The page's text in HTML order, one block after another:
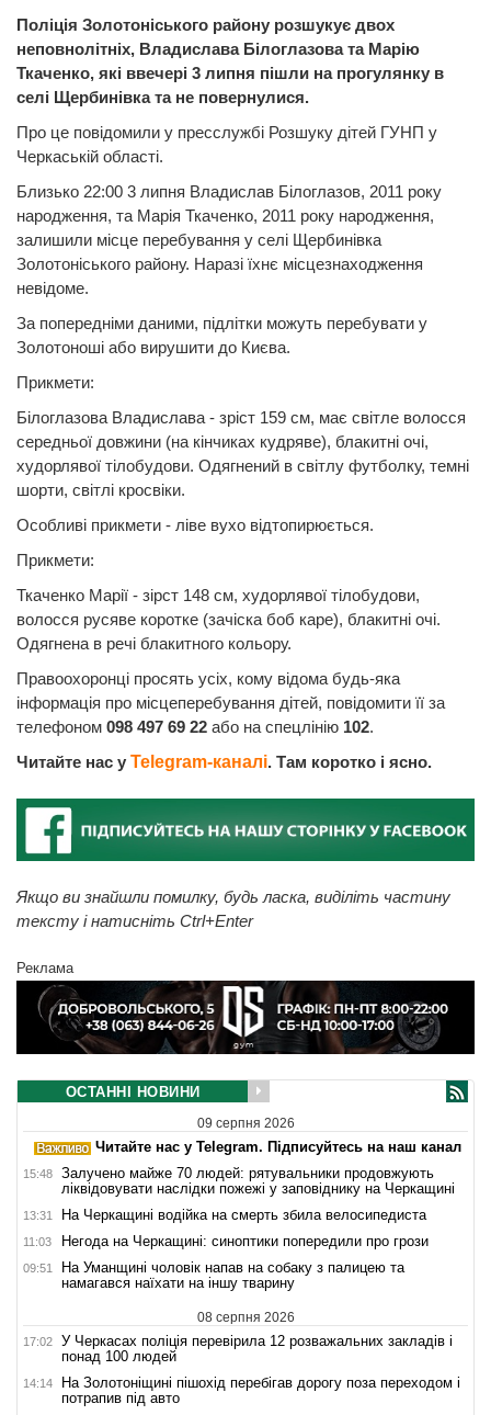
Поліція Золотоніського району розшукує двох
неповнолітніх, Владислава Білоглазова та Марію
Ткаченко, які ввечері 3 липня пішли на прогулянку в
селі Щербинівка та не повернулися.
Про це повідомили у пресслужбі Розшуку дітей ГУНП у
Черкаській області.
Близько 22:00 3 липня Владислав Білоглазов, 2011 року
народження, та Марія Ткаченко, 2011 року народження,
залишили місце перебування у селі Щербинівка
Золотоніського району. Наразі їхнє місцезнаходження
невідоме.
За попередніми даними, підлітки можуть перебувати у
Золотоноші або вирушити до Києва.
Прикмети:
Білоглазова Владислава - зріст 159 см, має світле волосся
середньої довжини (на кінчиках кудряве), блакитні очі,
худорлявої тілобудови. Одягнений в світлу футболку, темні
шорти, світлі кросвіки.
Особливі прикмети - ліве вухо відтопирюється.
Прикмети:
Ткаченко Марії - зірст 148 см, худорлявої тілобудови,
волосся русяве коротке (зачіска боб каре), блакитні очі.
Одягнена в речі блакитного кольору.
Правоохоронці просять усіх, кому відома будь-яка
інформація про місцеперебування дітей, повідомити її за
телефоном 098 497 69 22 або на спецлінію 102.
Читайте нас у Telegram-каналі. Там коротко і ясно.
Якщо ви знайшли помилку, будь ласка, виділіть частину
тексту і натисніть Ctrl+Enter
Реклама
ОСТАННІ НОВИНИ
09 серпня 2026
Читайте нас у Telegram. Підписуйтесь на наш канал
15:48
Залучено майже 70 людей: рятувальники продовжують
ліквідовувати наслідки пожежі у заповіднику на Черкащині
13:31 На Черкащині водійка на смерть збила велосипедиста
11:03 Негода на Черкащині: синоптики попередили про грози
09:51
На Уманщині чоловік напав на собаку з палицею та
намагався наїхати на іншу тварину
08 серпня 2026
17:02
У Черкасах поліція перевірила 12 розважальних закладів і
понад 100 людей
14:14
На Золотоніщині пішохід перебігав дорогу поза переходом і
потрапив під авто